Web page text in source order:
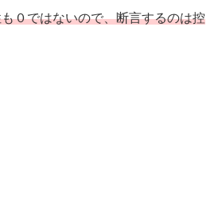
０ではないので、断言するのは控